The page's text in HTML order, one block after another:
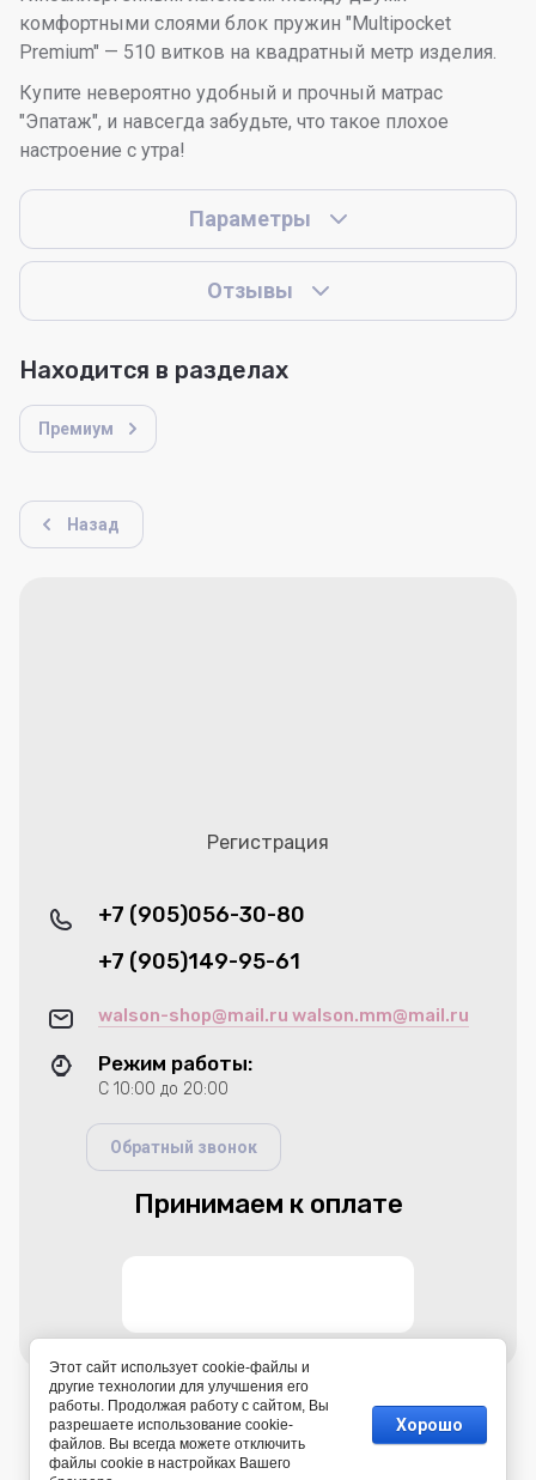
комфортными слоями блок пружин "Multipocket
Premium" — 510 витков на квадратный метр изделия.
Купите невероятно удобный и прочный матрас
"Эпатаж", и навсегда забудьте, что такое плохое
настроение с утра!
Параметры
Отзывы
Находится в разделах
Премиум
Назад
Регистрация
+7 (905)056-30-80
+7 (905)149-95-61
walson-shop@mail.ru walson.mm@mail.ru
Режим работы:
С 10:00 до 20:00
Обратный звонок
Принимаем к оплате
© 2026 Walson shop-интернет магазин
Этот сайт использует cookie-файлы и
другие технологии для улучшения его
работы. Продолжая работу с сайтом, Вы
разрешаете использование cookie-
файлов. Вы всегда можете отключить
файлы cookie в настройках Вашего
Хорошо